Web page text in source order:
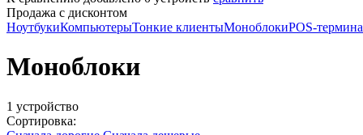
Продажа с дисконтом
НоутбукиКомпьютерыТонкие клиентыМоноблокиPOS-
Моноблоки
1 устройство
Сортировка: